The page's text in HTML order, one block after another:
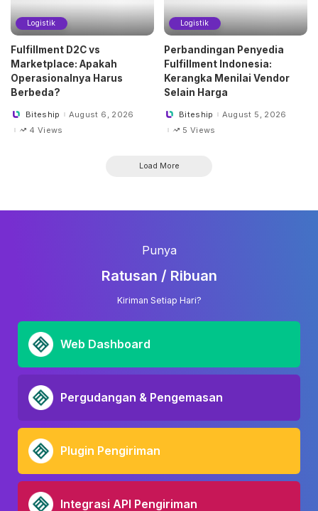
Logistik
Fulfillment D2C vs
Marketplace: Apakah
Operasionalnya Harus
Berbeda?
PostedBiteship
August 6, 2026
4 Views
Logistik
Perbandingan Penyedia
Fulfillment Indonesia:
Kerangka Menilai Vendor
Selain Harga
PostedBiteship
August 5, 2026
5 Views
Load More
Punya
Ratusan / Ribuan
Kiriman Setiap Hari?
Web Dashboard
Pergudangan & Pengemasan
Plugin Pengiriman
Integrasi API Pengiriman